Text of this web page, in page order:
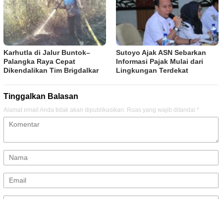
Karhutla di Jalur Buntok–
Palangka Raya Cepat
Dikendalikan Tim Brigdalkar
Sutoyo Ajak ASN Sebarkan
Informasi Pajak Mulai dari
Lingkungan Terdekat
Tinggalkan Balasan
Alamat email Anda tidak akan dipublikasikan. Ruas yang wajib ditandai *